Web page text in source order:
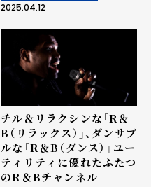
2025.04.12
チル＆リラクシンな「R＆
B（リラックス）」、ダンサブ
ルな「R＆B（ダンス）」――ユー
ティリティに優れたふたつ
のR＆Bチャンネル